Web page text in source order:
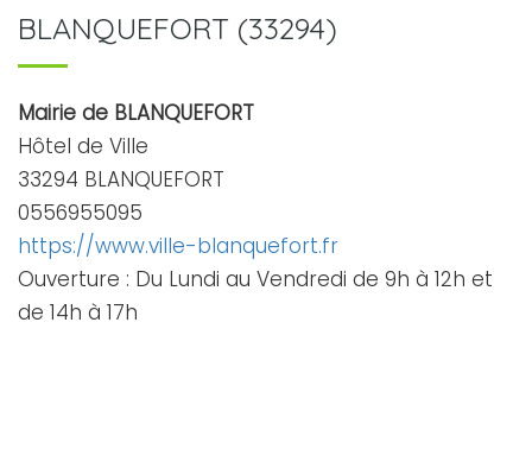
BLANQUEFORT (33294)
Mairie de BLANQUEFORT
Hôtel de Ville
33294 BLANQUEFORT
0556955095
https://www.ville-blanquefort.fr
Ouverture : Du Lundi au Vendredi de 9h à 12h et
de 14h à 17h